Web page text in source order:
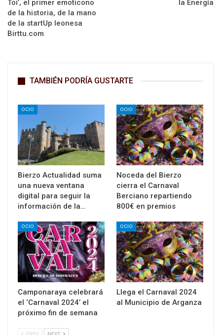
Toi’, el primer emoticono
de la historia, de la mano
de la startUp leonesa
Birttu.com
la Energía
TAMBIÉN PODRÍA GUSTARTE
OCIO
Bierzo Actualidad suma
una nueva ventana
digital para seguir la
información de la…
OCIO
Noceda del Bierzo
cierra el Carnaval
Berciano repartiendo
800€ en premios
OCIO
Camponaraya celebrará
el ‘Carnaval 2024’ el
próximo fin de semana
OCIO
Llega el Carnaval 2024
al Municipio de Arganza